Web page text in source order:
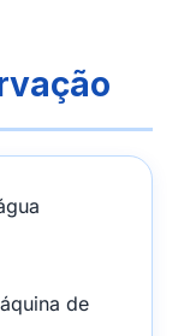
de